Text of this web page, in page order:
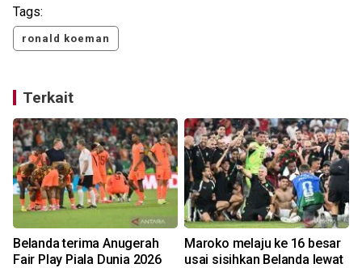
Tags:
ronald koeman
Terkait
Belanda terima Anugerah
Fair Play Piala Dunia 2026
Maroko melaju ke 16 besar
usai sisihkan Belanda lewat